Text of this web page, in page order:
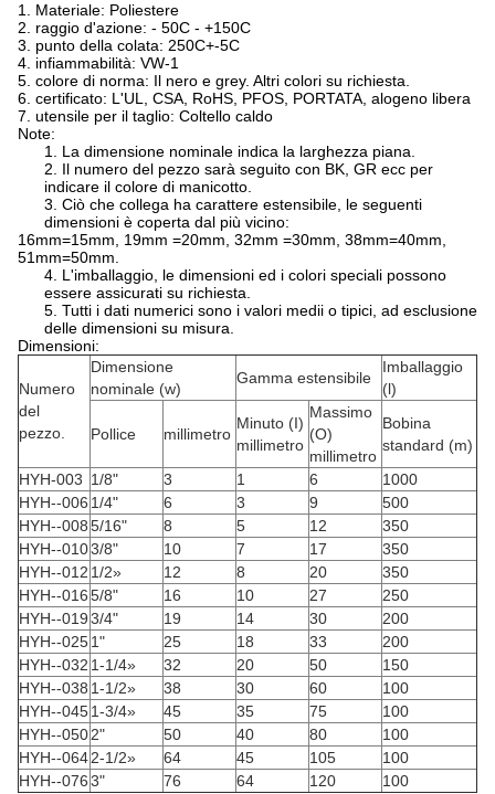
1. Materiale: Poliestere
2. raggio d'azione: - 50C - +150C
3. punto della colata: 250C+-5C
4. infiammabilità: VW-1
5. colore di norma: Il nero e grey. Altri colori su richiesta.
6. certificato: L'UL, CSA, RoHS, PFOS, PORTATA, alogeno libera
7. utensile per il taglio: Coltello caldo
Note:
1. La dimensione nominale indica la larghezza piana.
2. Il numero del pezzo sarà seguito con BK, GR ecc per
indicare il colore di manicotto.
3. Ciò che collega ha carattere estensibile, le seguenti
dimensioni è coperta dal più vicino:
16mm=15mm, 19mm =20mm, 32mm =30mm, 38mm=40mm,
51mm=50mm.
4. L'imballaggio, le dimensioni ed i colori speciali possono
essere assicurati su richiesta.
5. Tutti i dati numerici sono i valori medii o tipici, ad esclusione
delle dimensioni su misura.
Dimensioni:
Numero
del
pezzo.
Dimensione
nominale (w)
Gamma estensibile
Imballaggio
(l)
Pollice millimetro
Minuto (I)
millimetro
Massimo
(O)
millimetro
Bobina
standard (m)
HYH-003 1/8" 3 1 6
1000
HYH--006 1/4" 6 3 9
500
HYH--0085/16" 8 5 12
350
HYH--0103/8" 10 7 17
350
HYH--012 1/2» 12 8 20
350
HYH--0165/8" 16 10 27
250
HYH--0193/4" 19 14 30
200
HYH--0251" 25 18 33
200
HYH--032 1-1/4» 32 20 50
150
HYH--038 1-1/2» 38 30 60
100
HYH--0451-3/4» 45 35 75
100
HYH--0502" 50 40 80
100
HYH--0642-1/2» 64 45 105
100
HYH--0763" 76 64 120
100